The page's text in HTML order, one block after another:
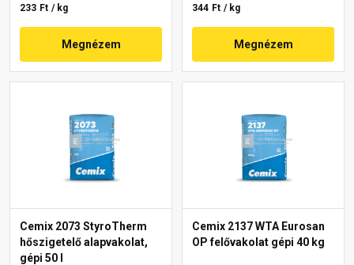
233 Ft / kg
Megnézem
344 Ft / kg
Megnézem
Cemix 2073 StyroTherm
hőszigetelő alapvakolat,
gépi 50 l
Cemix 2137 WTA Eurosan
OP felővakolat gépi 40 kg